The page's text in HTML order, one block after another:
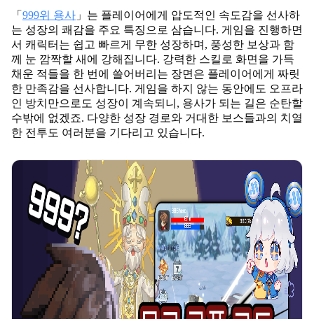
「 999위 용사」는 플레이어에게 압도적인 속도감을 선사하
는 성장의 쾌감을 주요 특징으로 삼습니다. 게임을 진행하면
서 캐릭터는 쉽고 빠르게 무한 성장하며, 풍성한 보상과 함
께 눈 깜짝할 새에 강해집니다. 강력한 스킬로 화면을 가득
채운 적들을 한 번에 쓸어버리는 장면은 플레이어에게 짜릿
한 만족감을 선사합니다. 게임을 하지 않는 동안에도 오프라
인 방치만으로도 성장이 계속되니, 용사가 되는 길은 순탄할
수밖에 없겠죠. 다양한 성장 경로와 거대한 보스들과의 치열
한 전투도 여러분을 기다리고 있습니다.